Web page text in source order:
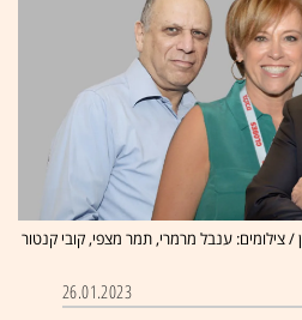
צילומים: ענבל מרמרי, תמר מצפי, קובי קנטור
26.01.2023